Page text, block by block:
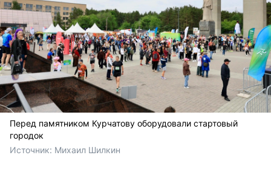
Перед памятником Курчатову оборудовали стартовый
городок
Источник: Михаил Шилкин